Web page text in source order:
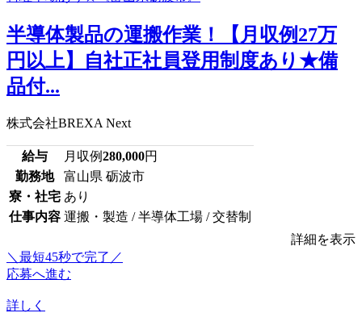
半導体製品の運搬作業！【月収例27万
円以上】自社正社員登用制度あり★備
品付...
株式会社BREXA Next
給与 月収例280,000円
勤務地
富山県 砺波市
寮・社宅 あり
仕事内容 運搬・製造 / 半導体工場 / 交替制
詳細を表示
＼最短45秒で完了／
応募へ進む
詳しく